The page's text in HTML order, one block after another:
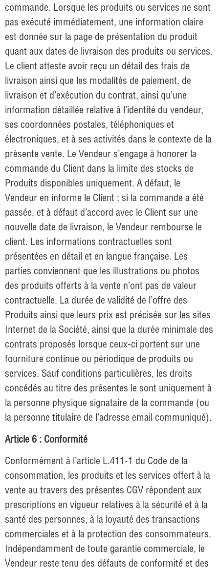
commande. Lorsque les produits ou services ne sont
pas exécuté immédiatement, une information claire
est donnée sur la page de présentation du produit
quant aux dates de livraison des produits ou services.
Le client atteste avoir reçu un détail des frais de
livraison ainsi que les modalités de paiement, de
livraison et d’exécution du contrat, ainsi qu’une
information détaillée relative à l’identité du vendeur,
ses coordonnées postales, téléphoniques et
électroniques, et à ses activités dans le contexte de la
présente vente. Le Vendeur s’engage à honorer la
commande du Client dans la limite des stocks de
Produits disponibles uniquement. A défaut, le
Vendeur en informe le Client ; si la commande a été
passée, et à défaut d’accord avec le Client sur une
nouvelle date de livraison, le Vendeur rembourse le
client. Les informations contractuelles sont
présentées en détail et en langue française. Les
parties conviennent que les illustrations ou photos
des produits offerts à la vente n’ont pas de valeur
contractuelle. La durée de validité de l’offre des
Produits ainsi que leurs prix est précisée sur les sites
Internet de la Société, ainsi que la durée minimale des
contrats proposés lorsque ceux-ci portent sur une
fourniture continue ou périodique de produits ou
services. Sauf conditions particulières, les droits
concédés au titre des présentes le sont uniquement à
la personne physique signataire de la commande (ou
la personne titulaire de l’adresse email communiqué).
Article 6 : Conformité
Conformément à l’article L.411-1 du Code de la
consommation, les produits et les services offert à la
vente au travers des présentes CGV répondent aux
prescriptions en vigueur relatives à la sécurité et à la
santé des personnes, à la loyauté des transactions
commerciales et à la protection des consommateurs.
Indépendamment de toute garantie commerciale, le
Vendeur reste tenu des défauts de conformité et des